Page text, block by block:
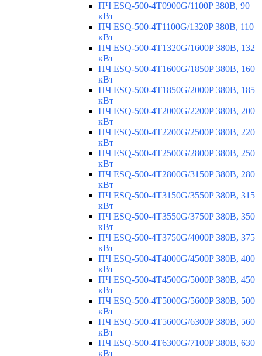
ПЧ ESQ-500-4T0900G/1100P 380В, 90
кВт
ПЧ ESQ-500-4T1100G/1320P 380В, 110
кВт
ПЧ ESQ-500-4T1320G/1600P 380В, 132
кВт
ПЧ ESQ-500-4T1600G/1850P 380В, 160
кВт
ПЧ ESQ-500-4T1850G/2000P 380В, 185
кВт
ПЧ ESQ-500-4T2000G/2200P 380В, 200
кВт
ПЧ ESQ-500-4T2200G/2500P 380В, 220
кВт
ПЧ ESQ-500-4T2500G/2800P 380В, 250
кВт
ПЧ ESQ-500-4T2800G/3150P 380В, 280
кВт
ПЧ ESQ-500-4T3150G/3550P 380В, 315
кВт
ПЧ ESQ-500-4T3550G/3750P 380В, 350
кВт
ПЧ ESQ-500-4T3750G/4000P 380В, 375
кВт
ПЧ ESQ-500-4T4000G/4500P 380В, 400
кВт
ПЧ ESQ-500-4T4500G/5000P 380В, 450
кВт
ПЧ ESQ-500-4T5000G/5600P 380В, 500
кВт
ПЧ ESQ-500-4T5600G/6300P 380В, 560
кВт
ПЧ ESQ-500-4T6300G/7100P 380В, 630
кВт